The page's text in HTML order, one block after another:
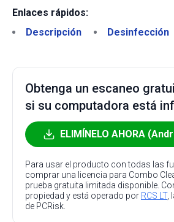
Enlaces rápidos:
Descripción
Desinfección
Obtenga un escaneo
si su computadora está
ELIMÍNELO AHORA
Para usar el producto con todas las
comprar una licencia para Combo
prueba gratuita limitada disponible.
propiedad y está operado por RCS LT,
de PCRisk.